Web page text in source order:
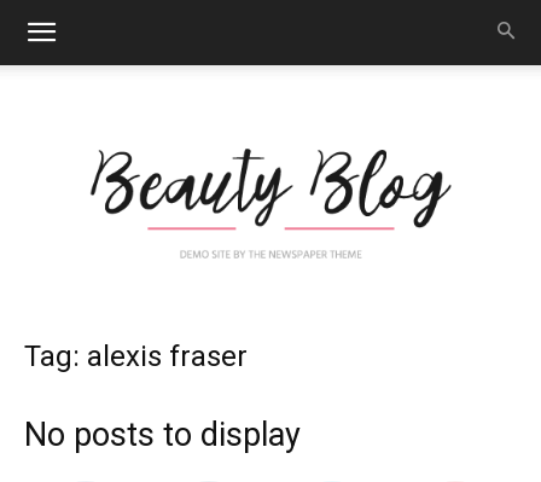
Art
Tag: alexis fraser
No posts to display